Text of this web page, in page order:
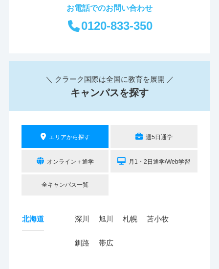
お電話でのお問い合わせ
0120-833-350
＼ クラーク国際は全国に教育を展開 ／
キャンパスを探す
エリアから探す 週5日通学
オンライン＋通学 月1・2日通学/Web学習
全キャンパス一覧
北海道 深川 旭川 札幌 苫小牧
釧路 帯広